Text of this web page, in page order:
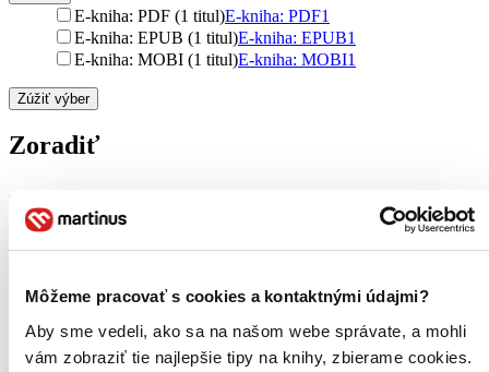
Môžeme pracovať s cookies a kontaktnými údajmi?
Aby sme vedeli, ako sa na našom webe správate, a mohli
vám zobraziť tie najlepšie tipy na knihy, zbierame cookies.
E-kniha: PDF (1 titul)E-kniha: PDF1
E-kniha: EPUB (1 titul)E-kniha: EPUB1
E-kniha: MOBI (1 titul)E-kniha: MOBI1
Zúžiť výber
Zoradiť
Bestsellery
Novinky
Najdrahšie
Najlacnejšie
Najvyššia zľava